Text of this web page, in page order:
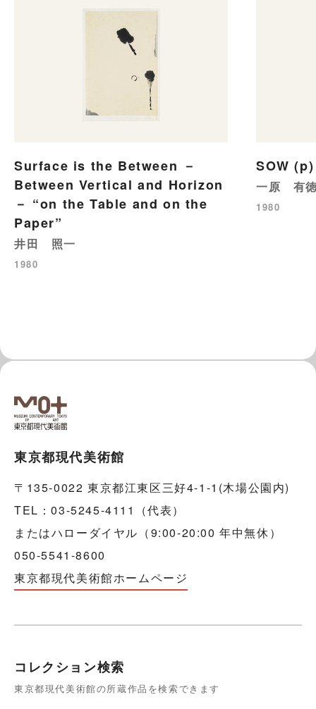
Surface is the Between －
Between Vertical and Horizon
－ “on the Table and on the
Paper”
井田 照一
1980
SOW (p)
一原 有
1980
東京都現代美術館
〒135-0022 東京都江東区三好4-1-1(木場公園内)
TEL：03-5245-4111（代表）
またはハローダイヤル（9:00-20:00 年中無休）
050-5541-8600
東京都現代美術館ホームページ
コレクション検索
東京都現代美術館の所蔵作品を検索できます